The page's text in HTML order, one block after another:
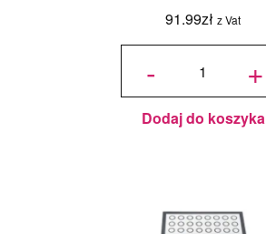
91.99zł z Vat
-
ilość Mata
pieczenia
perforowana
AIR MAT
40x30 cm -
Silikomart
+
Dodaj do koszyka